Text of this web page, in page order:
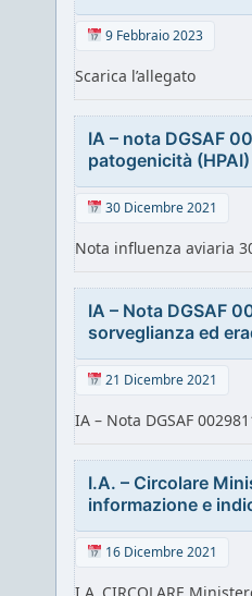
9 Febbraio 2023
Scarica l’allegato
IA – nota DGSAF
patogenicità (HPAI)
30 Dicembre 2021
Nota influenza aviaria
IA – Nota DGSAF
sorveglianza ed
21 Dicembre 2021
IA – Nota DGSAF
I.A. – Circolare
informazione e
16 Dicembre 2021